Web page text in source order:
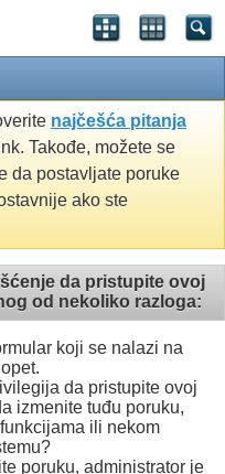
najčešća pitanja
Takođe, možete se
da postavljate poruke
ako ste
da pristupite ovoj
od nekoliko razloga:
koji se nalazi na
da pristupite ovoj
izmenite tuđu poruku,
ili nekom
poruku, administrator je